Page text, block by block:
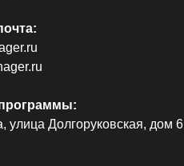
улица Долгоруковская, дом 6